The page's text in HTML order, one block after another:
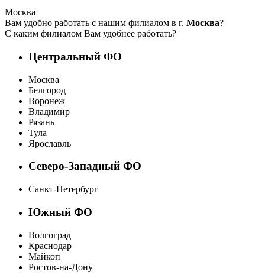
Москва
Вам удобно работать с нашим филиалом в г. Москва?
С каким филиалом Вам удобнее работать?
Центральный ФО
Москва
Белгород
Воронеж
Владимир
Рязань
Тула
Ярославль
Северо-Западный ФО
Санкт-Петербург
Южный ФО
Волгоград
Краснодар
Майкоп
Ростов-на-Дону